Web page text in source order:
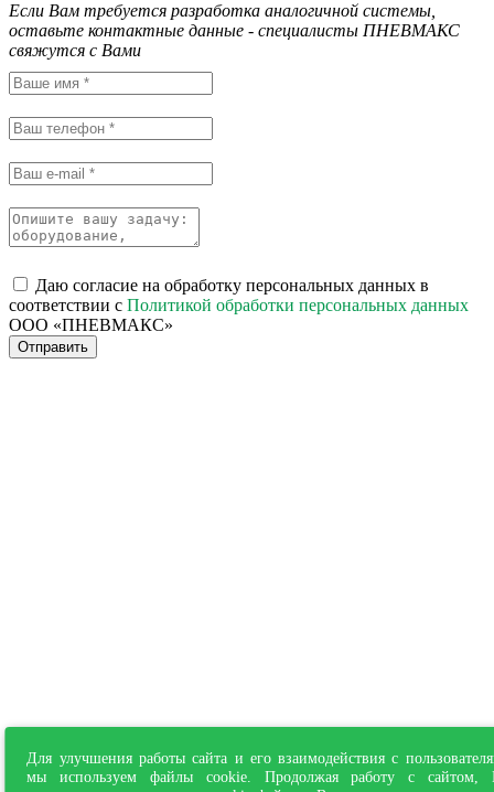
Для улучшения работы сайта и его взаимодействия с
мы используем файлы cookie. Продолжая работу с сайтом,
Если Вам требуется разработка аналогичной системы,
оставьте контактные данные - специалисты ПНЕВМАКС
свяжутся с Вами
Даю согласие на обработку персональных данных в
соответствии с Политикой обработки персональных данных
ООО «ПНЕВМАКС»
Отправить